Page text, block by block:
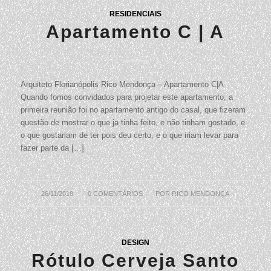
RESIDENCIAIS
Apartamento C | A
Arquiteto Florianópolis Rico Mendonça – Apartamento C|A
Quando fomos convidados para projetar este apartamento, a
primeira reunião foi no apartamento antigo do casal, que fizeram
questão de mostrar o que ja tinha feito, e não tinham gostado, e
o que gostariam de ter pois deu certo, e o que iriam levar para
fazer parte da […]
26/11/2018
/ 0 COMENTÁRIOS
/ PORRICO MENDONÇA
DESIGN
Rótulo Cerveja Santo